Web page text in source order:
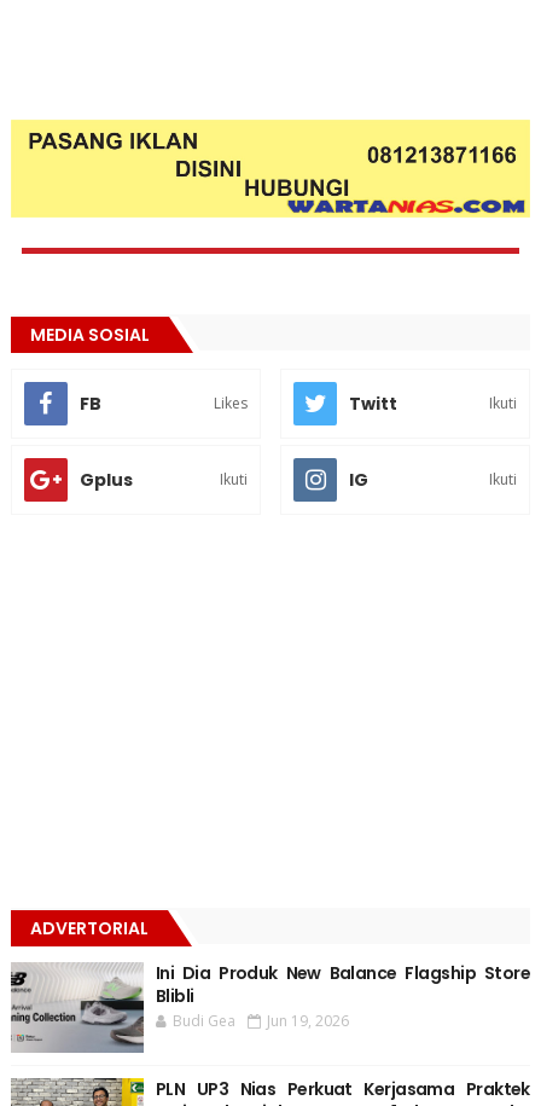
MEDIA SOSIAL
FB Likes Twitt Ikuti
Gplus Ikuti IG Ikuti
ADVERTORIAL
Ini Dia Produk New Balance Flagship Store
Blibli
Budi Gea Jun 19, 2026
PLN UP3 Nias Perkuat Kerjasama Praktek